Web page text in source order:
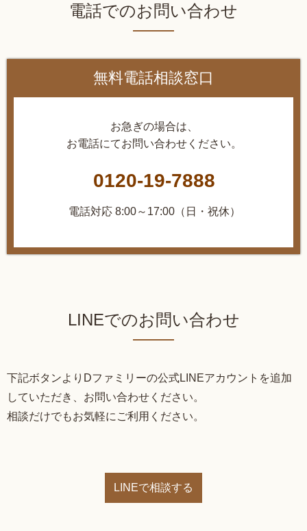
電話でのお問い合わせ
無料電話相談窓口
お急ぎの場合は、
お電話にてお問い合わせください。
0120-19-7888
電話対応 8:00～17:00（日・祝休）
LINEでのお問い合わせ
下記ボタンよりDファミリーの公式LINEアカウントを追加
していただき、お問い合わせください。
相談だけでもお気軽にご利用ください。
LINEで相談する